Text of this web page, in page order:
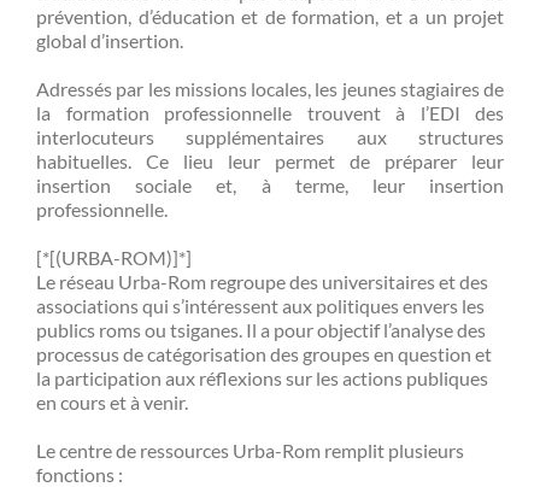
prévention, d’éducation et de formation, et a un projet
global d’insertion.
Adressés par les missions locales, les jeunes stagiaires de
la formation professionnelle trouvent à l’EDI des
interlocuteurs supplémentaires aux structures
habituelles. Ce lieu leur permet de préparer leur
insertion sociale et, à terme, leur insertion
professionnelle.
[*[(URBA-ROM)]*]
Le réseau Urba-Rom regroupe des universitaires et des
associations qui s’intéressent aux politiques envers les
publics roms ou tsiganes. Il a pour objectif l’analyse des
processus de catégorisation des groupes en question et
la participation aux réflexions sur les actions publiques
en cours et à venir.
Le centre de ressources Urba-Rom remplit plusieurs
fonctions :